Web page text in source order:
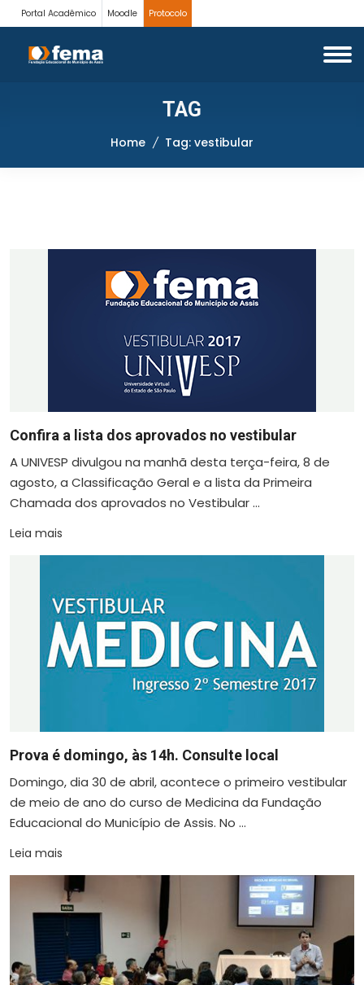
Portal Acadêmico Moodle Protocolo
TAG
Home Tag: vestibular
Confira a lista dos aprovados no vestibular
A UNIVESP divulgou na manhã desta terça-feira, 8 de
agosto, a Classificação Geral e a lista da Primeira
Chamada dos aprovados no Vestibular ...
Leia mais
Prova é domingo, às 14h. Consulte local
Domingo, dia 30 de abril, acontece o primeiro vestibular
de meio de ano do curso de Medicina da Fundação
Educacional do Município de Assis. No ...
Leia mais